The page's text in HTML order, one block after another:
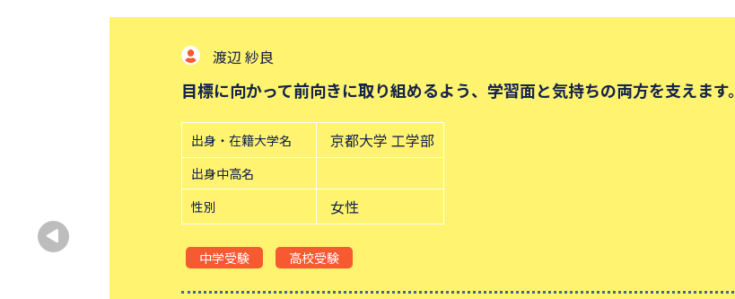
渡辺 紗良
目標に向かって前向きに取り組めるよう、学習面と気持ちの両方を支えます。
出身・在籍大学名 京都大学 工学部
出身中高名
性別
女性
中学受験 高校受験